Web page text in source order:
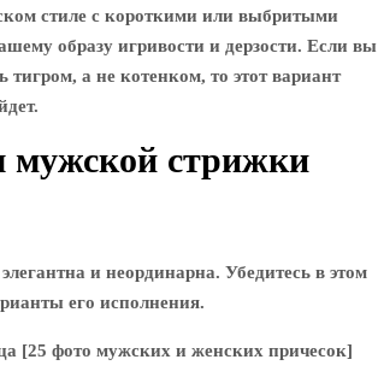
стиле с короткими или выбритыми
образу игривости и дерзости. Если вы
тигром, а не котенком, то этот вариант
мужской стрижки
и неординарна. Убедитесь в этом
его исполнения.